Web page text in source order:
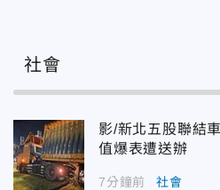
社會
影/新北五股聯結
值爆表遭送辦
7分鐘前 社會